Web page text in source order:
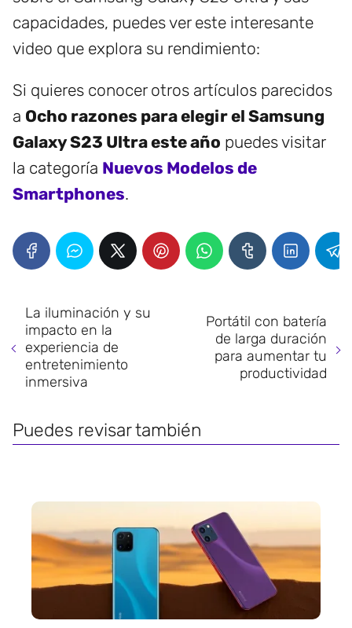
capacidades, puedes ver este interesante
video que explora su rendimiento:
Si quieres conocer otros artículos parecidos
a Ocho razones para elegir el Samsung
Galaxy S23 Ultra este año puedes visitar
la categoría Nuevos Modelos de
Smartphones.
La iluminación y su
impacto en la
experiencia de
entretenimiento
inmersiva
Portátil con batería
de larga duración
para aumentar tu
productividad
Puedes revisar también